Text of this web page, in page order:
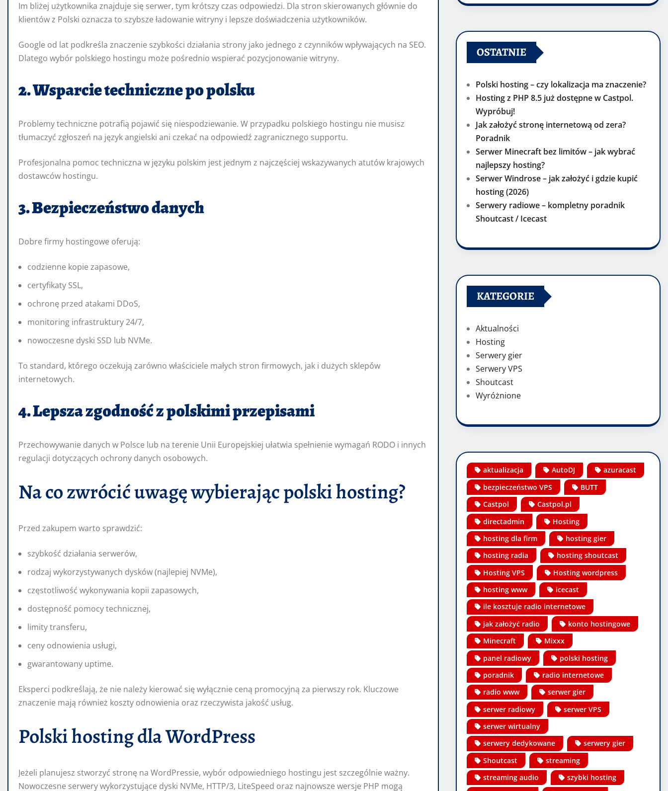
Im bliżej użytkownika znajduje się serwer, tym krótszy czas odpowiedzi. Dla stron skierowanych głównie do
klientów z Polski oznacza to szybsze ładowanie witryny i lepsze doświadczenia użytkowników.
Google od lat podkreśla znaczenie szybkości działania strony jako jednego z czynników wpływających na SEO.
Dlatego wybór polskiego hostingu może pośrednio wspierać pozycjonowanie witryny.
2. Wsparcie techniczne po polsku
Problemy techniczne potrafią pojawić się niespodziewanie. W przypadku polskiego hostingu nie musisz
tłumaczyć zgłoszeń na język angielski ani czekać na odpowiedź zagranicznego supportu.
Profesjonalna pomoc techniczna w języku polskim jest jednym z najczęściej wskazywanych atutów krajowych
dostawców hostingu.
3. Bezpieczeństwo danych
Dobre firmy hostingowe oferują:
codzienne kopie zapasowe,
certyfikaty SSL,
ochronę przed atakami DDoS,
monitoring infrastruktury 24/7,
nowoczesne dyski SSD lub NVMe.
To standard, którego oczekują zarówno właściciele małych stron firmowych, jak i dużych sklepów
internetowych.
4. Lepsza zgodność z polskimi przepisami
Przechowywanie danych w Polsce lub na terenie Unii Europejskiej ułatwia spełnienie wymagań RODO i innych
regulacji dotyczących ochrony danych osobowych.
Na co zwrócić uwagę wybierając polski hosting?
Przed zakupem warto sprawdzić:
szybkość działania serwerów,
rodzaj wykorzystywanych dysków (najlepiej NVMe),
częstotliwość wykonywania kopii zapasowych,
dostępność pomocy technicznej,
limity transferu,
ceny odnowienia usługi,
gwarantowany uptime.
Eksperci podkreślają, że nie należy kierować się wyłącznie ceną promocyjną za pierwszy rok. Kluczowe
znaczenie mają również koszty odnowienia oraz rzeczywista jakość usług.
Polski hosting dla WordPress
Jeżeli planujesz stworzyć stronę na WordPressie, wybór odpowiedniego hostingu jest szczególnie ważny.
Nowoczesne serwery wykorzystujące dyski NVMe, HTTP/3, LiteSpeed oraz najnowsze wersje PHP mogą
OSTATNIE
Polski hosting – czy lokalizacja ma znaczenie?
Hosting z PHP 8.5 już dostępne w Castpol.
Wypróbuj!
Jak założyć stronę internetową od zera?
Poradnik
Serwer Minecraft bez limitów – jak wybrać
najlepszy hosting?
Serwer Windrose – jak założyć i gdzie kupić
hosting (2026)
Serwery radiowe – kompletny poradnik
Shoutcast / Icecast
KATEGORIE
Aktualności
Hosting
Serwery gier
Serwery VPS
Shoutcast
Wyróżnione
aktualizacja AutoDJ
azuracast
bezpieczeństwo VPS
BUTT
Castpol
Castpol.pl
directadmin
Hosting
hosting dla firm
hosting gier
hosting radia
hosting shoutcast
Hosting VPS
Hosting wordpress
hosting www
icecast
ile kosztuje radio internetowe
jak założyć radio
konto hostingowe
Minecraft
Mixxx
panel radiowy
polski hosting
poradnik
radio internetowe
radio www
serwer gier
serwer radiowy
serwer VPS
serwer wirtualny
serwery dedykowane
serwery gier
Shoutcast
streaming
streaming audio
szybki hosting